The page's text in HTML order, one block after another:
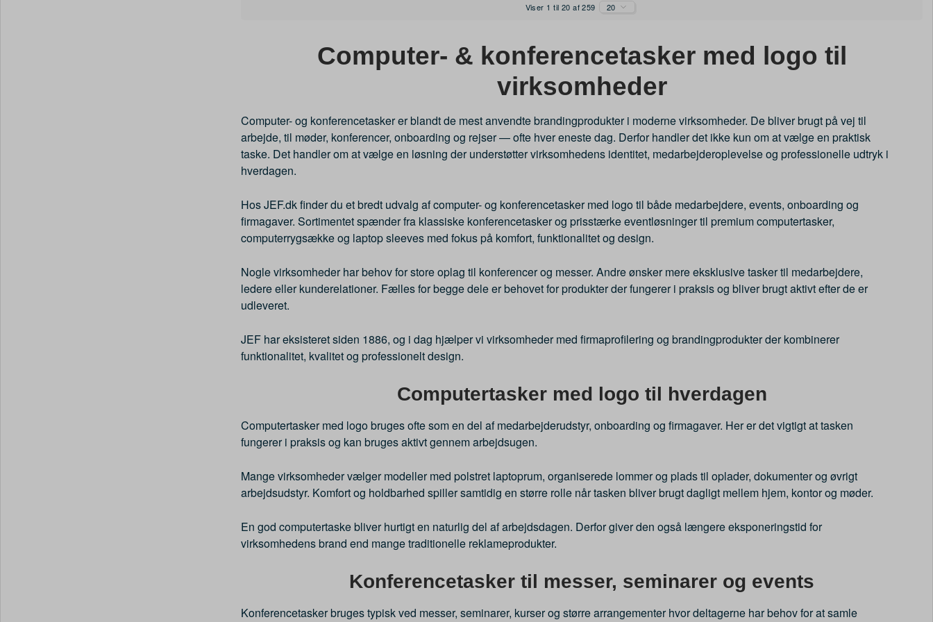
Viser 1 til 20 af 259 20
Computer- & konferencetasker med logo til
virksomheder
Computer- og konferencetasker er blandt de mest anvendte brandingprodukter i moderne virksomheder. De bliver brugt på vej til
arbejde, til møder, konferencer, onboarding og rejser — ofte hver eneste dag. Derfor handler det ikke kun om at vælge en praktisk
taske. Det handler om at vælge en løsning der understøtter virksomhedens identitet, medarbejderoplevelse og professionelle udtryk i
hverdagen.
Hos JEF.dk finder du et bredt udvalg af computer- og konferencetasker med logo til både medarbejdere, events, onboarding og
firmagaver. Sortimentet spænder fra klassiske konferencetasker og prisstærke eventløsninger til premium computertasker,
computerrygsække og laptop sleeves med fokus på komfort, funktionalitet og design.
Nogle virksomheder har behov for store oplag til konferencer og messer. Andre ønsker mere eksklusive tasker til medarbejdere,
ledere eller kunderelationer. Fælles for begge dele er behovet for produkter der fungerer i praksis og bliver brugt aktivt efter de er
udleveret.
JEF har eksisteret siden 1886, og i dag hjælper vi virksomheder med firmaprofilering og brandingprodukter der kombinerer
funktionalitet, kvalitet og professionelt design.
Computertasker med logo til hverdagen
Computertasker med logo bruges ofte som en del af medarbejderudstyr, onboarding og firmagaver. Her er det vigtigt at tasken
fungerer i praksis og kan bruges aktivt gennem arbejdsugen.
Mange virksomheder vælger modeller med polstret laptoprum, organiserede lommer og plads til oplader, dokumenter og øvrigt
arbejdsudstyr. Komfort og holdbarhed spiller samtidig en større rolle når tasken bliver brugt dagligt mellem hjem, kontor og møder.
En god computertaske bliver hurtigt en naturlig del af arbejdsdagen. Derfor giver den også længere eksponeringstid for
virksomhedens brand end mange traditionelle reklameprodukter.
Konferencetasker til messer, seminarer og events
Konferencetasker bruges typisk ved messer, seminarer, kurser og større arrangementer hvor deltagerne har behov for at samle